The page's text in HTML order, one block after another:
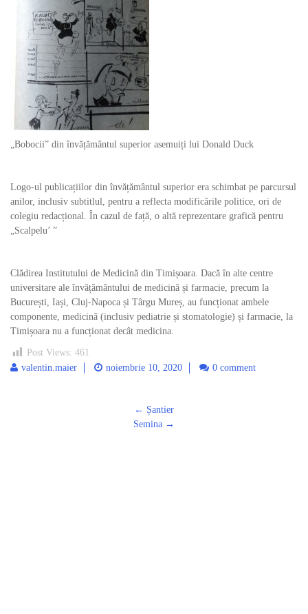
„Bobocii” din învățământul superior asemuiți lui Donald Duck
Logo-ul publicațiilor din învățământul superior era schimbat pe parcursul
anilor, inclusiv subtitlul, pentru a reflecta modificările politice, ori de
colegiu redacțional. În cazul de față, o altă reprezentare grafică pentru
„Scalpelu’ ”
Clădirea Institutului de Medicină din Timișoara. Dacă în alte centre
universitare ale învățământului de medicină și farmacie, precum la
București, Iași, Cluj-Napoca și Târgu Mureș, au funcționat ambele
componente, medicină (inclusiv pediatrie și stomatologie) și farmacie, la
Timișoara nu a funcționat decât medicina.
Post Views: 461
valentin.maier
noiembrie 10, 2020 0 comment
← Șantier
Semina →